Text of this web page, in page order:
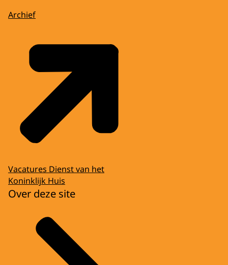
Archief
Vacatures Dienst van het
Koninklijk Huis
Over deze site